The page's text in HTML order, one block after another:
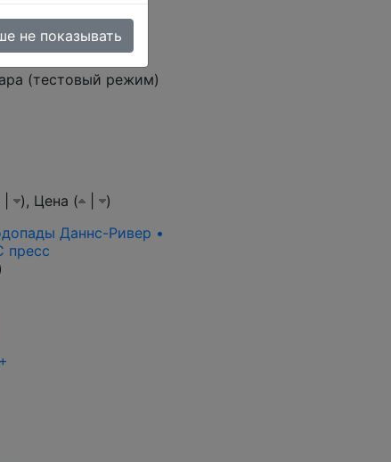
до
(тестовый режим)
), Цена (
)
Даннс-Ривер •
пресс
+
не показывать